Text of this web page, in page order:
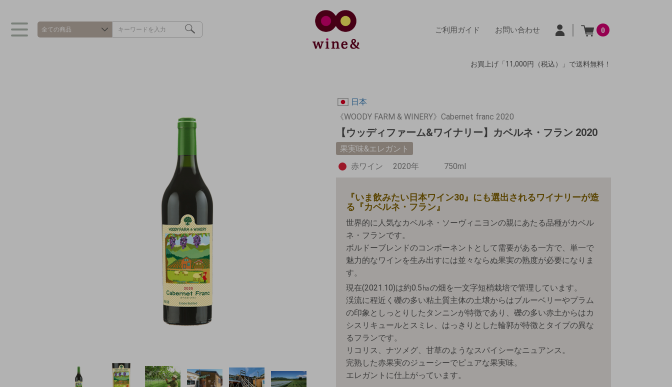
ご利用ガイド お問い合わせ 0
お買上げ「11,000円（税込）」で送料無料！
日本
《WOODY FARM & WINERY》Cabernet franc 2020
【ウッディファーム&ワイナリー】カベルネ・フラン 2020
果実味&エレガント
赤ワイン
2020年 750ml
『いま飲みたい日本ワイン30』にも選出されるワイナリーが造
る『カベルネ・フラン』
世界的に人気なカベルネ・ソーヴィニヨンの親にあたる品種がカベル
ネ・フランです。
ボルドーブレンドのコンポーネントとして需要がある一方で、単一で
魅力的なワインを生み出すには並々ならぬ果実の熟度が必要になりま
す。
現在(2021.10)は約0.5㏊の畑を一文字短梢栽培で管理しています。
渓流に程近く礫の多い粘土質主体の土壌からはブルーベリーやプラム
の印象としっとりしたタンニンが特徴であり、礫の多い赤土からはカ
シスリキュールとスミレ、はっきりとした輪郭が特徴とタイプの異な
るフランです。
リコリス、ナツメグ、甘草のようなスパイシーなニュアンス。
完熟した赤果実のジューシーでピュアな果実味。
エレガントに仕上がっています。